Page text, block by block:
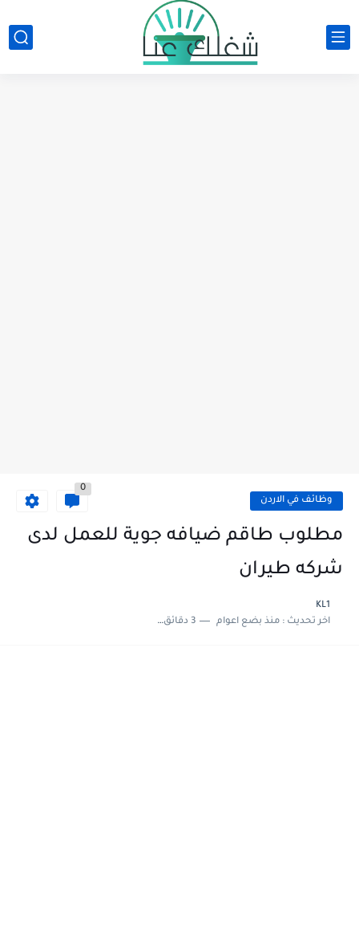
وظائف في الاردن
0
مطلوب طاقم ضيافه جوية للعمل لدى
شركه طيران
KL1
اخر تحديث :منذ بضع اعوام 3 دقائق للقراءة